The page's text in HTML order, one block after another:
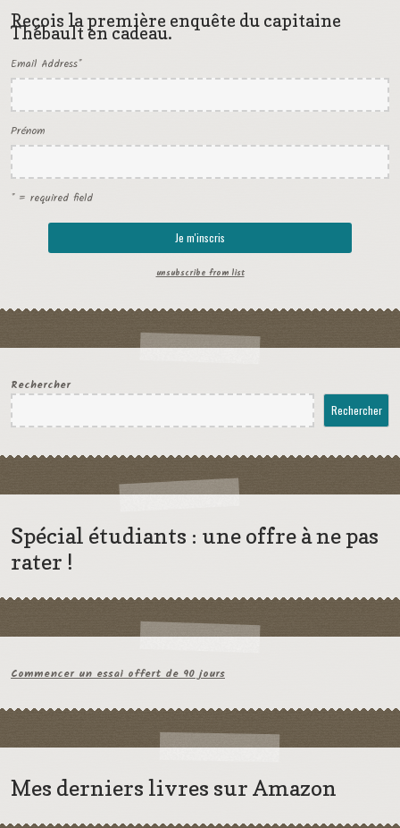
Reçois la première enquête du capitaine
Thébault en cadeau.
Email Address*
Prénom
* = required field
unsubscribe from list
Rechercher
Rechercher
Spécial étudiants : une offre à ne pas
rater !
Commencer un essai offert de 90 jours
Mes derniers livres sur Amazon